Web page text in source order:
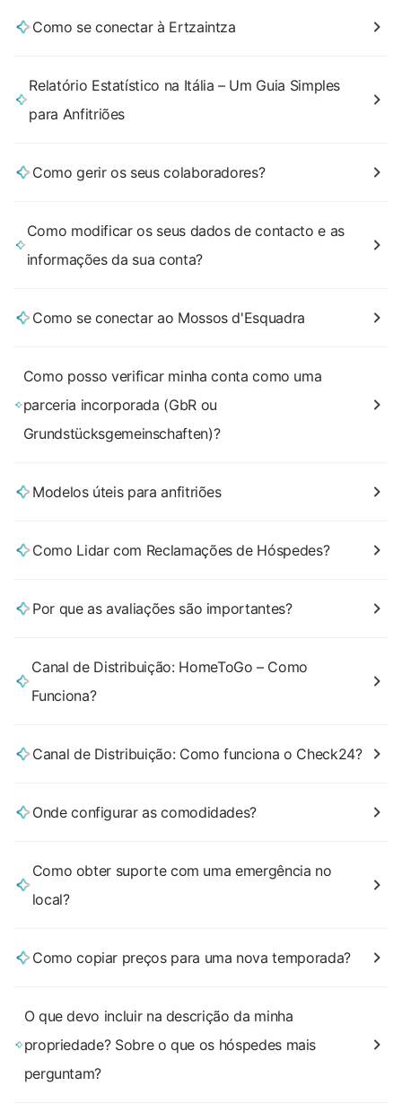
Como se conectar à Ertzaintza
Relatório Estatístico na Itália – Um Guia Simples
para Anfitriões
Como gerir os seus colaboradores?
Como modificar os seus dados de contacto e as
informações da sua conta?
Como se conectar ao Mossos d'Esquadra
Como posso verificar minha conta como uma
parceria incorporada (GbR ou
Grundstücksgemeinschaften)?
Modelos úteis para anfitriões
Como Lidar com Reclamações de Hóspedes?
Por que as avaliações são importantes?
Canal de Distribuição: HomeToGo – Como
Funciona?
Canal de Distribuição: Como funciona o Check24?
Onde configurar as comodidades?
Como obter suporte com uma emergência no
local?
Como copiar preços para uma nova temporada?
O que devo incluir na descrição da minha
propriedade? Sobre o que os hóspedes mais
perguntam?